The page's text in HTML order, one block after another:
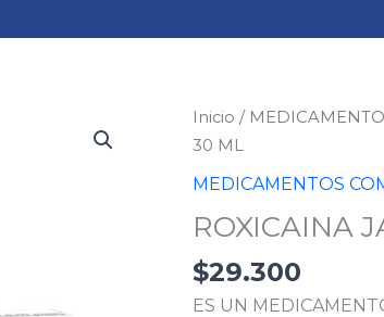
Inicio /
30 ML
MEDICAMENTOS
ROXICAINA
$29.300
ES UN
ROXICAINA
JALEA
2%
30
ML
cantidad